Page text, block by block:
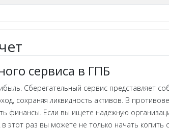
сервиса в ГПБ
Сберегательный сервис представляет
сохраняя ликвидность активов. В
финансы. Если вы ищете надежную
раз вы можете не только начать копить